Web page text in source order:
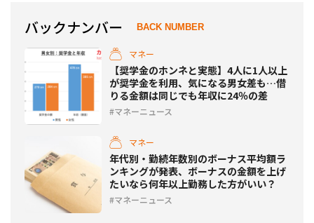
バックナンバー BACK NUMBER
マネー
【奨学金のホンネと実態】4人に1人以上
が奨学金を利用、気になる男女差も…借
りる金額は同じでも年収に24％の差
マネーニュース
マネー
年代別・勤続年数別のボーナス平均額ラ
ンキングが発表、ボーナスの金額を上げ
たいなら何年以上勤務した方がいい？
マネーニュース